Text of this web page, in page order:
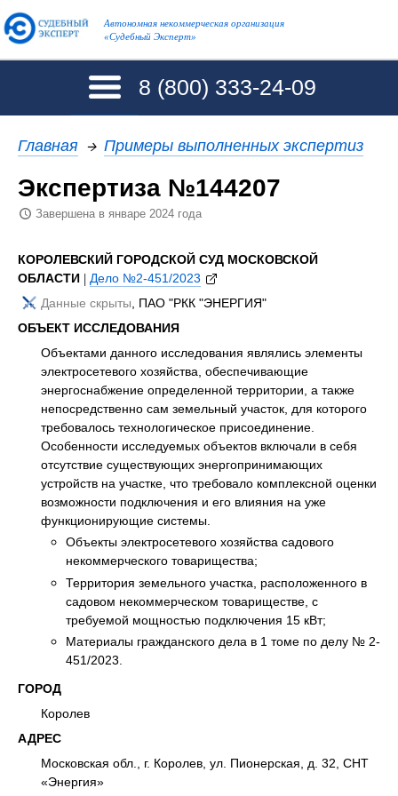
Автономная некоммерческая организация
«Судебный Эксперт»
8 (800) 333-24-09
Главная → Примеры выполненных экспертиз
Экспертиза №144207
Завершена в январе 2024 года
КОРОЛЕВСКИЙ ГОРОДСКОЙ СУД МОСКОВСКОЙ
ОБЛАСТИ | Дело №2-451/2023
Данные скрыты , ПАО "РКК "ЭНЕРГИЯ"
ОБЪЕКТ ИССЛЕДОВАНИЯ
Объектами данного исследования являлись элементы
электросетевого хозяйства, обеспечивающие
энергоснабжение определенной территории, а также
непосредственно сам земельный участок, для которого
требовалось технологическое присоединение.
Особенности исследуемых объектов включали в себя
отсутствие существующих энергопринимающих
устройств на участке, что требовало комплексной оценки
возможности подключения и его влияния на уже
функционирующие системы.
Объекты электросетевого хозяйства садового
некоммерческого товарищества;
Территория земельного участка, расположенного в
садовом некоммерческом товариществе, с
требуемой мощностью подключения 15 кВт;
Материалы гражданского дела в 1 томе по делу № 2-
451/2023.
ГОРОД
Королев
АДРЕС
Московская обл., г. Королев, ул. Пионерская, д. 32, СНТ
«Энергия»